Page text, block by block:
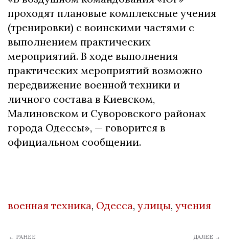
проходят плановые комплексные учения
(тренировки) с воинскими частями с
выполнением практических
мероприятий. В ходе выполнения
практических мероприятий возможно
передвижение военной техники и
личного состава в Киевском,
Малиновском и Суворовского районах
города Одессы», — говорится в
официальном сообщении.
военная техника, Одесса, улицы, учения
← РАНЕЕ ДАЛЕЕ →